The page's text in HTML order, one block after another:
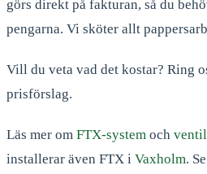
görs direkt på fakturan, så du
pengarna. Vi sköter allt
Vill du veta vad det kostar? Ring
prisförslag.
Läs mer om FTX-system och
installerar även FTX i Vaxholm.